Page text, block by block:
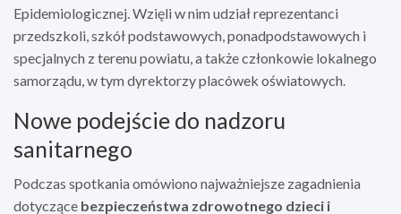
Epidemiologicznej. Wzięli w nim udział reprezentanci
przedszkoli, szkół podstawowych, ponadpodstawowych i
specjalnych z terenu powiatu, a także członkowie lokalnego
samorządu, w tym dyrektorzy placówek oświatowych.
Nowe podejście do nadzoru
sanitarnego
Podczas spotkania omówiono najważniejsze zagadnienia
dotyczące bezpieczeństwa zdrowotnego dzieci i